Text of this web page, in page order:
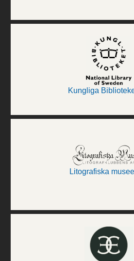
Kungliga
Litografiska